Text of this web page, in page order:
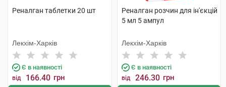
Реналган таблетки 20 шт
Лекхім-Харків
Є в наявності
від 166.40 грн
Реналган розчин для ін'єкцій
5 мл 5 ампул
Лекхім-Харків
Є в наявності
від 246.30 грн